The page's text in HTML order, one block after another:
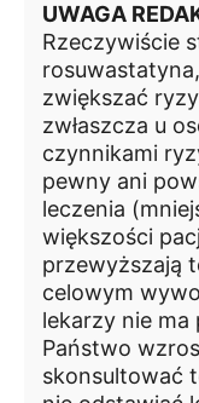
UWAGA
Rzeczywiście
zwiększać
zwłaszcza u
czynnikami
pewny ani
leczenia
większości
przewyższają
celowym
lekarzy nie ma
Państwo
skonsultować